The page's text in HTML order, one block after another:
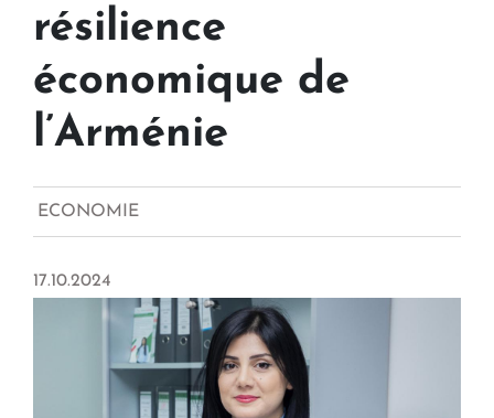
résilience
économique de
l’Arménie
ECONOMIE
17.10.2024